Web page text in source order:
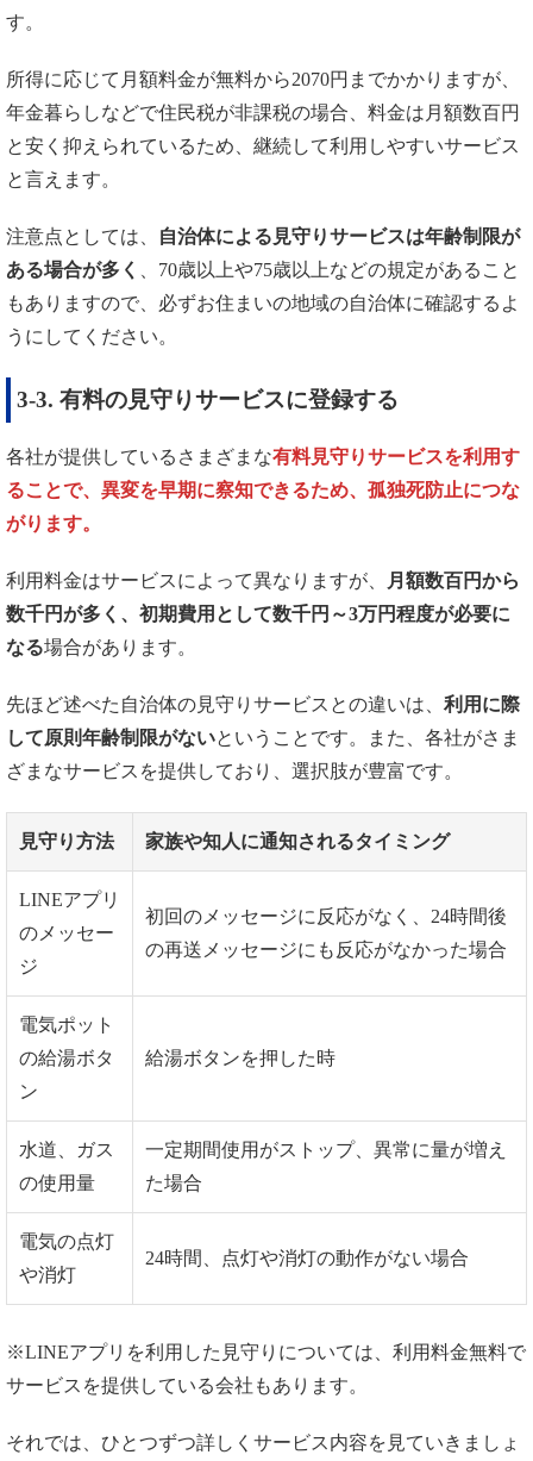
す。
所得に応じて月額料金が無料から2070円までかかりますが、
年金暮らしなどで住民税が非課税の場合、料金は月額数百円
と安く抑えられているため、継続して利用しやすいサービス
と言えます。
注意点としては、
自治体による見守りサービスは年齢制限が
ある場合が多く
、70歳以上や75歳以上などの規定があること
もありますので、必ずお住まいの地域の自治体に確認するよ
うにしてください。
3-3. 有料の見守りサービスに登録する
各社が提供しているさまざまな有料見守りサービスを利用す
ることで、異変を早期に察知できるため、孤独死防止につな
がります。
利用料金はサービスによって異なりますが、
月額数百円から
数千円が多く、初期費用として数千円～3万円程度が必要に
なる場合があります。
先ほど述べた自治体の見守りサービスとの違いは、 利用に際
して原則年齢制限がないということです。また、各社がさま
ざまなサービスを提供しており、選択肢が豊富です。
見守り方法 家族や知人に通知されるタイミング
LINEアプリ
のメッセー
ジ
初回のメッセージに反応がなく、24時間後
の再送メッセージにも反応がなかった場合
電気ポット
の給湯ボタ
ン
給湯ボタンを押した時
水道、ガス
の使用量
一定期間使用がストップ、異常に量が増え
た場合
電気の点灯
や消灯
24時間、点灯や消灯の動作がない場合
※LINEアプリを利用した見守りについては、利用料金無料で
サービスを提供している会社もあります。
それでは、ひとつずつ詳しくサービス内容を見ていきましょ